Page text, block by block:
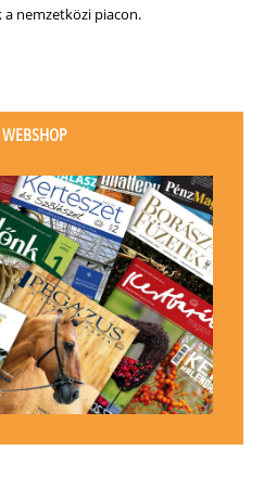
nemzetközi piacon.
WEBSHOP